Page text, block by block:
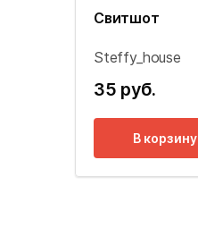
Свитшот
Steffy_house
35 руб.
В корзину